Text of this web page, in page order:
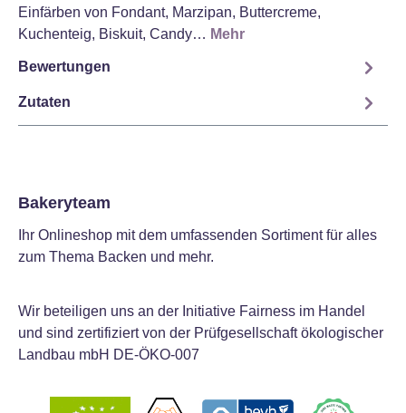
Einfärben von Fondant, Marzipan, Buttercreme,
Kuchenteig, Biskuit, Candy… Mehr
Bewertungen
Zutaten
Bakeryteam
Ihr Onlineshop mit dem umfassenden Sortiment für alles
zum Thema Backen und mehr.
Wir beteiligen uns an der Initiative Fairness im Handel
und sind zertifiziert von der Prüfgesellschaft ökologischer
Landbau mbH DE-ÖKO-007